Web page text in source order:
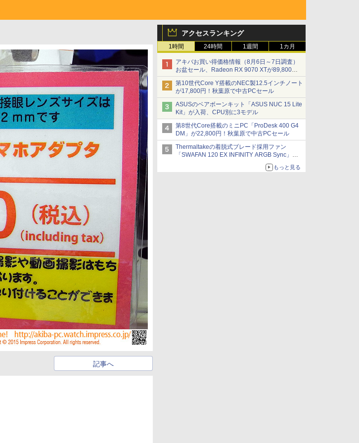
アクセスランキング
1時間 24時間 1週間 1カ月
アキバお買い得価格情報（8月6日～7日調査）
お盆セール、Radeon RX 9070 XTが89,800
円、水平周波数24.8kHz対応の17型モニターが
9,801円、暑さ指数連動セール ほか
第10世代Core Y搭載のNEC製12.5インチノート
が17,800円！秋葉原で中古PCセール
ASUSのベアボーンキット「ASUS NUC 15 Lite
Kit」が入荷、CPU別に3モデル
第8世代Core搭載のミニPC「ProDesk 400 G4
DM」が22,800円！秋葉原で中古PCセール
Thermaltakeの着脱式ブレード採用ファン
「SWAFAN 120 EX INFINITY ARGB Sync」に
単品パッケージ 交換用リバースファンブレード
もっと見る
記事へ